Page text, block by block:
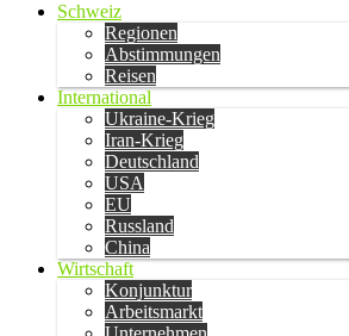
Schweiz
Regionen
Abstimmungen
Reisen
International
Ukraine-Krieg
Iran-Krieg
Deutschland
USA
EU
Russland
China
Wirtschaft
Konjunktur
Arbeitsmarkt